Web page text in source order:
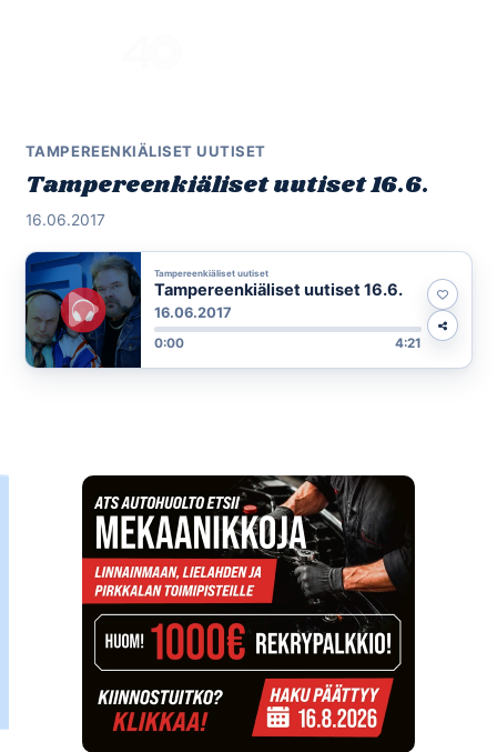
TAMPEREENKIÄLISET UUTISET
Tampereenkiäliset uutiset 16.6.
16.06.2017
Tampereenkiäliset uutiset
Tampereenkiäliset uutiset 16.6.
16.06.2017
0:00 4:21